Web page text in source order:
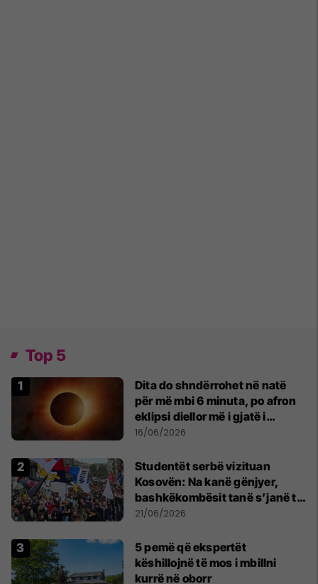
Top 5
Dita do shndërrohet në natë
për më mbi 6 minuta, po afron
eklipsi diellor më i gjatë i
shekullit të 21-të
16/06/2026
Studentët serbë vizituan
Kosovën: Na kanë gënjyer,
bashkëkombësit tanë s’janë të
shtypur
21/06/2026
5 pemë që ekspertët
këshillojnë të mos i mbillni
kurrë në oborr